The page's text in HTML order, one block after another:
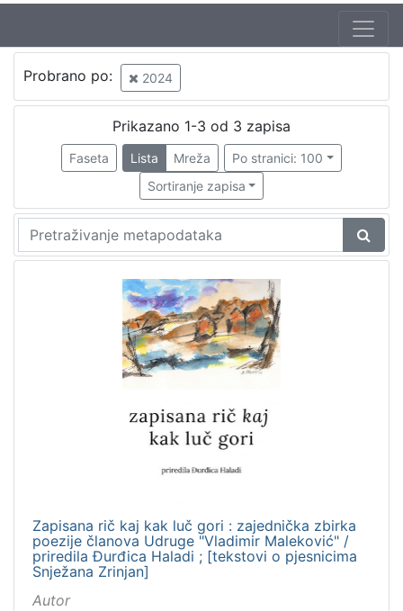
Probrano po: 2024
Prikazano 1-3 od 3 zapisa
Faseta Lista Mreža
Po stranici: 100
Sortiranje zapisa
Zapisana rič kaj kak luč gori : zajednička zbirka
poezije članova Udruge "Vladimir Maleković" /
priredila Đurđica Haladi ; [tekstovi o pjesnicima
Snježana Zrinjan]
Autor